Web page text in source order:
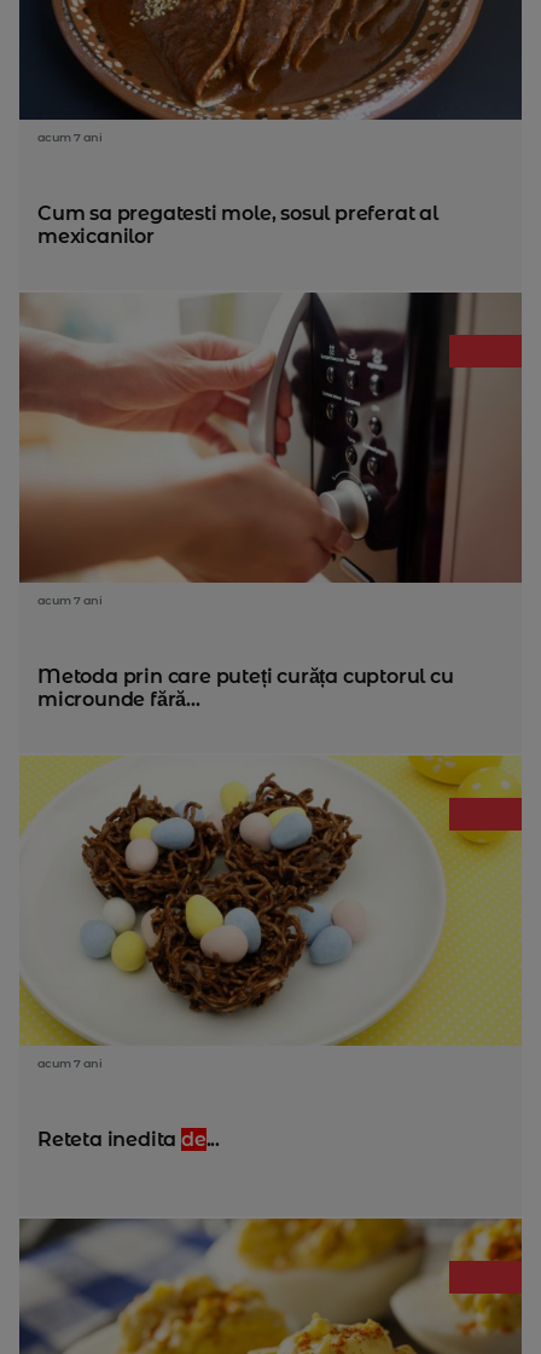
acum 7 ani
Cum sa pregatesti mole, sosul preferat al
mexicanilor
acum 7 ani
Metoda prin care puteți curăța cuptorul cu
microunde fără...
acum 7 ani
Reteta ineditade...